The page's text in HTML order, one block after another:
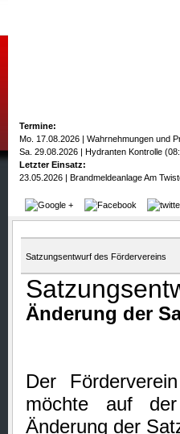
Termine:
Mo. 17.08.2026 | Wahrnehmungen und
Sa. 29.08.2026 | Hydranten Kontrolle
Letzter Einsatz:
23.05.2026 | Brandmeldeanlage Am
Satzungsentwurf des Fördervereins
Änderung der
Der
möchte auf der
Änderung der